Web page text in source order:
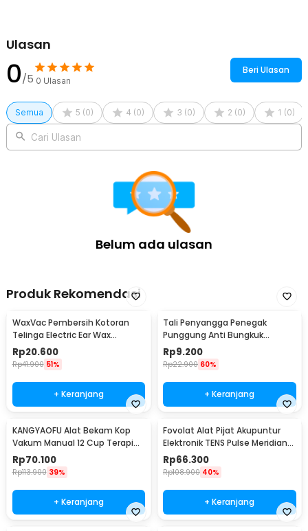
digunakan dalam keadaan basah. Splint ini dirancang tahan
terhadap air, sehingga sangat ideal digunakan di berbagai kondisi,
termasuk saat hujan atau di lingkungan outdoor.
Anda bisa memotong splint dengan mudah sesuai ukuran dan
kebutuhan yang spesifik. Baik untuk area kecil seperti jari maupun
area besar seperti lengan, splint roll dari CARBOU ini dapat
disesuaikan dengan cepat tanpa menurunkan performanya.
Rincian yang Anda dapatkan untuk pembelian produk ini:
1 x CARBOU Splint Roll Patah Tulang Bidai Spalk Aluminium
Ulasan
0/5 0 Ulasan
Beri Ulasan
Semua 5 (0) 4 (0) 3 (0) 2 (0) 1 (0)
Cari Ulasan
Belum ada ulasan
Produk Rekomendasi
WaxVac Pembersih Kotoran
Telinga Electric Ear Wax
Vacuum Silicon Tip - 682
Rp20.600
Rp41.900 51%
+ Keranjang
Tali Penyangga Penegak
Punggung Anti Bungkuk
Posture Corrector Size S
Rp9.200
Rp22.900 60%
+ Keranjang
KANGYAOFU Alat Bekam Kop
Vakum Manual 12 Cup Terapi
Cupping Set - KN12
Rp70.100
Rp113.900 39%
+ Keranjang
Fovolat Alat Pijat Akupuntur
Elektronik TENS Pulse Meridian
Massager - SY-D2-116
Rp66.300
Rp108.900 40%
+ Keranjang